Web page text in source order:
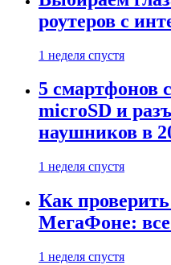
роутеров с
1 неделя спустя
5 смартфонов
microSD и
наушников в
1 неделя спустя
Как
МегаФоне:
1 неделя спустя